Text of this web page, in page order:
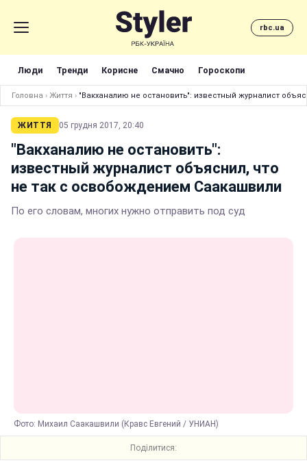
rbc.ua
Люди Тренди Корисне Смачно Гороскопи
Головна › Життя › "Вакханалию не остановить": известный журналист
ЖИТТЯ 05 грудня 2017, 20:40
"Вакханалию не остановить":
известный журналист объяснил, что
не так с освобождением Саакашвили
По его словам, многих нужно отправить под суд
Фото: Михаил Саакашвили (Кравс Евгений / УНИАН)
Поділитися: